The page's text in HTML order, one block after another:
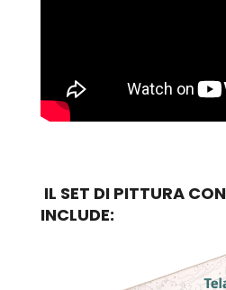
IL SET DI PITTURA
INCLUDE: